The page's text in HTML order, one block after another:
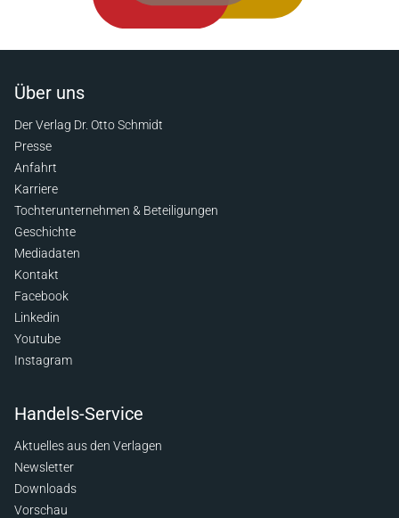
Über uns
Der Verlag Dr. Otto Schmidt
Presse
Anfahrt
Karriere
Tochterunternehmen & Beteiligungen
Geschichte
Mediadaten
Kontakt
Facebook
Linkedin
Youtube
Instagram
Handels-Service
Aktuelles aus den Verlagen
Newsletter
Downloads
Vorschau